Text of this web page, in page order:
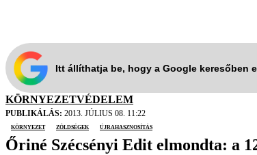
Itt állíthatja be, hogy a Google keresőben
KÖRNYEZETVÉDELEM
PUBLIKÁLÁS: 2013. JÚLIUS 08. 11:22
környezet
zöldségek újrahasznosítás
Őriné Szécsényi Edit elmondta: a